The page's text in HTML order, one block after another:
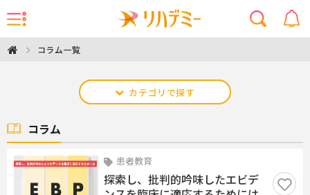
コラム一覧
カテゴリで探す
コラム
患者教育
探索し、批判的吟味したエビデ